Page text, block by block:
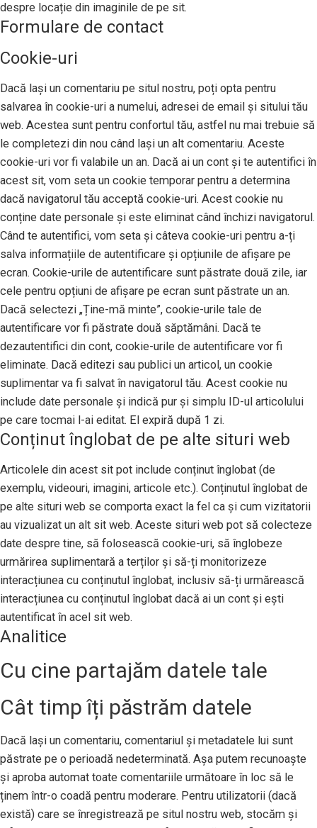
despre locație din imaginile de pe sit.
Formulare de contact
Cookie-uri
Dacă lași un comentariu pe situl nostru, poți opta pentru
salvarea în cookie-uri a numelui, adresei de email și sitului tău
web. Acestea sunt pentru confortul tău, astfel nu mai trebuie să
le completezi din nou când lași un alt comentariu. Aceste
cookie-uri vor fi valabile un an. Dacă ai un cont și te autentifici în
acest sit, vom seta un cookie temporar pentru a determina
dacă navigatorul tău acceptă cookie-uri. Acest cookie nu
conține date personale și este eliminat când închizi navigatorul.
Când te autentifici, vom seta și câteva cookie-uri pentru a-ți
salva informațiile de autentificare și opțiunile de afișare pe
ecran. Cookie-urile de autentificare sunt păstrate două zile, iar
cele pentru opțiuni de afișare pe ecran sunt păstrate un an.
Dacă selectezi „Ține-mă minte”, cookie-urile tale de
autentificare vor fi păstrate două săptămâni. Dacă te
dezautentifici din cont, cookie-urile de autentificare vor fi
eliminate. Dacă editezi sau publici un articol, un cookie
suplimentar va fi salvat în navigatorul tău. Acest cookie nu
include date personale și indică pur și simplu ID-ul articolului
pe care tocmai l-ai editat. El expiră după 1 zi.
Conținut înglobat de pe alte situri web
Articolele din acest sit pot include conținut înglobat (de
exemplu, videouri, imagini, articole etc.). Conținutul înglobat de
pe alte situri web se comporta exact la fel ca și cum vizitatorii
au vizualizat un alt sit web. Aceste situri web pot să colecteze
date despre tine, să folosească cookie-uri, să înglobeze
urmărirea suplimentară a terților și să-ți monitorizeze
interacțiunea cu conținutul înglobat, inclusiv să-ți urmărească
interacțiunea cu conținutul înglobat dacă ai un cont și ești
autentificat în acel sit web.
Analitice
Cu cine partajăm datele tale
Cât timp îți păstrăm datele
Dacă lași un comentariu, comentariul și metadatele lui sunt
păstrate pe o perioadă nedeterminată. Așa putem recunoaște
și aproba automat toate comentariile următoare în loc să le
ținem într-o coadă pentru moderare. Pentru utilizatorii (dacă
există) care se înregistrează pe situl nostru web, stocăm și